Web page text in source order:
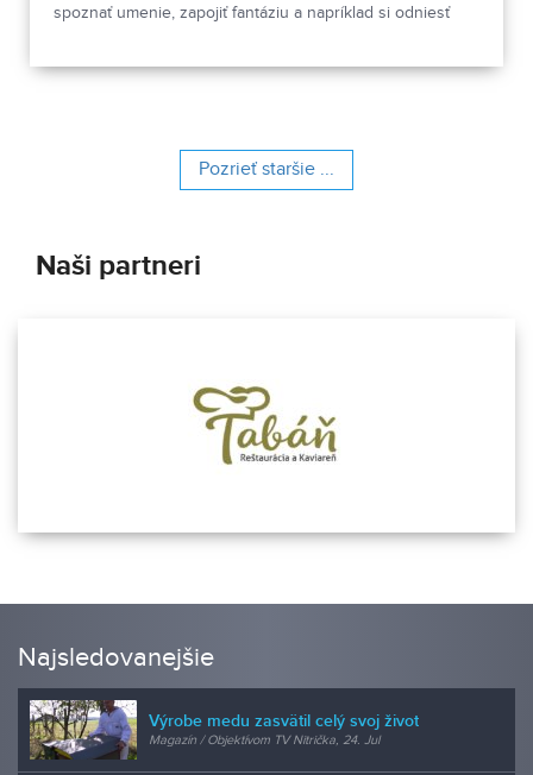
spoznať umenie, zapojiť fantáziu a napríklad si odniesť
Pozrieť staršie ...
Naši partneri
Najsledovanejšie
Výrobe medu zasvätil celý svoj život
Magazín / Objektívom TV Nitrička, 24. Jul